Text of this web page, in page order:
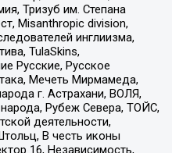
Тризуб им. Степана
Misanthropic division,
инглиизма,
TulaSkins,
Русские, Русское
Мечеть Мирмамеда,
г. Астрахани, ВОЛЯ,
Рубеж Севера, ТОЙС,
деятельности,
В честь иконы
16, Независимость,